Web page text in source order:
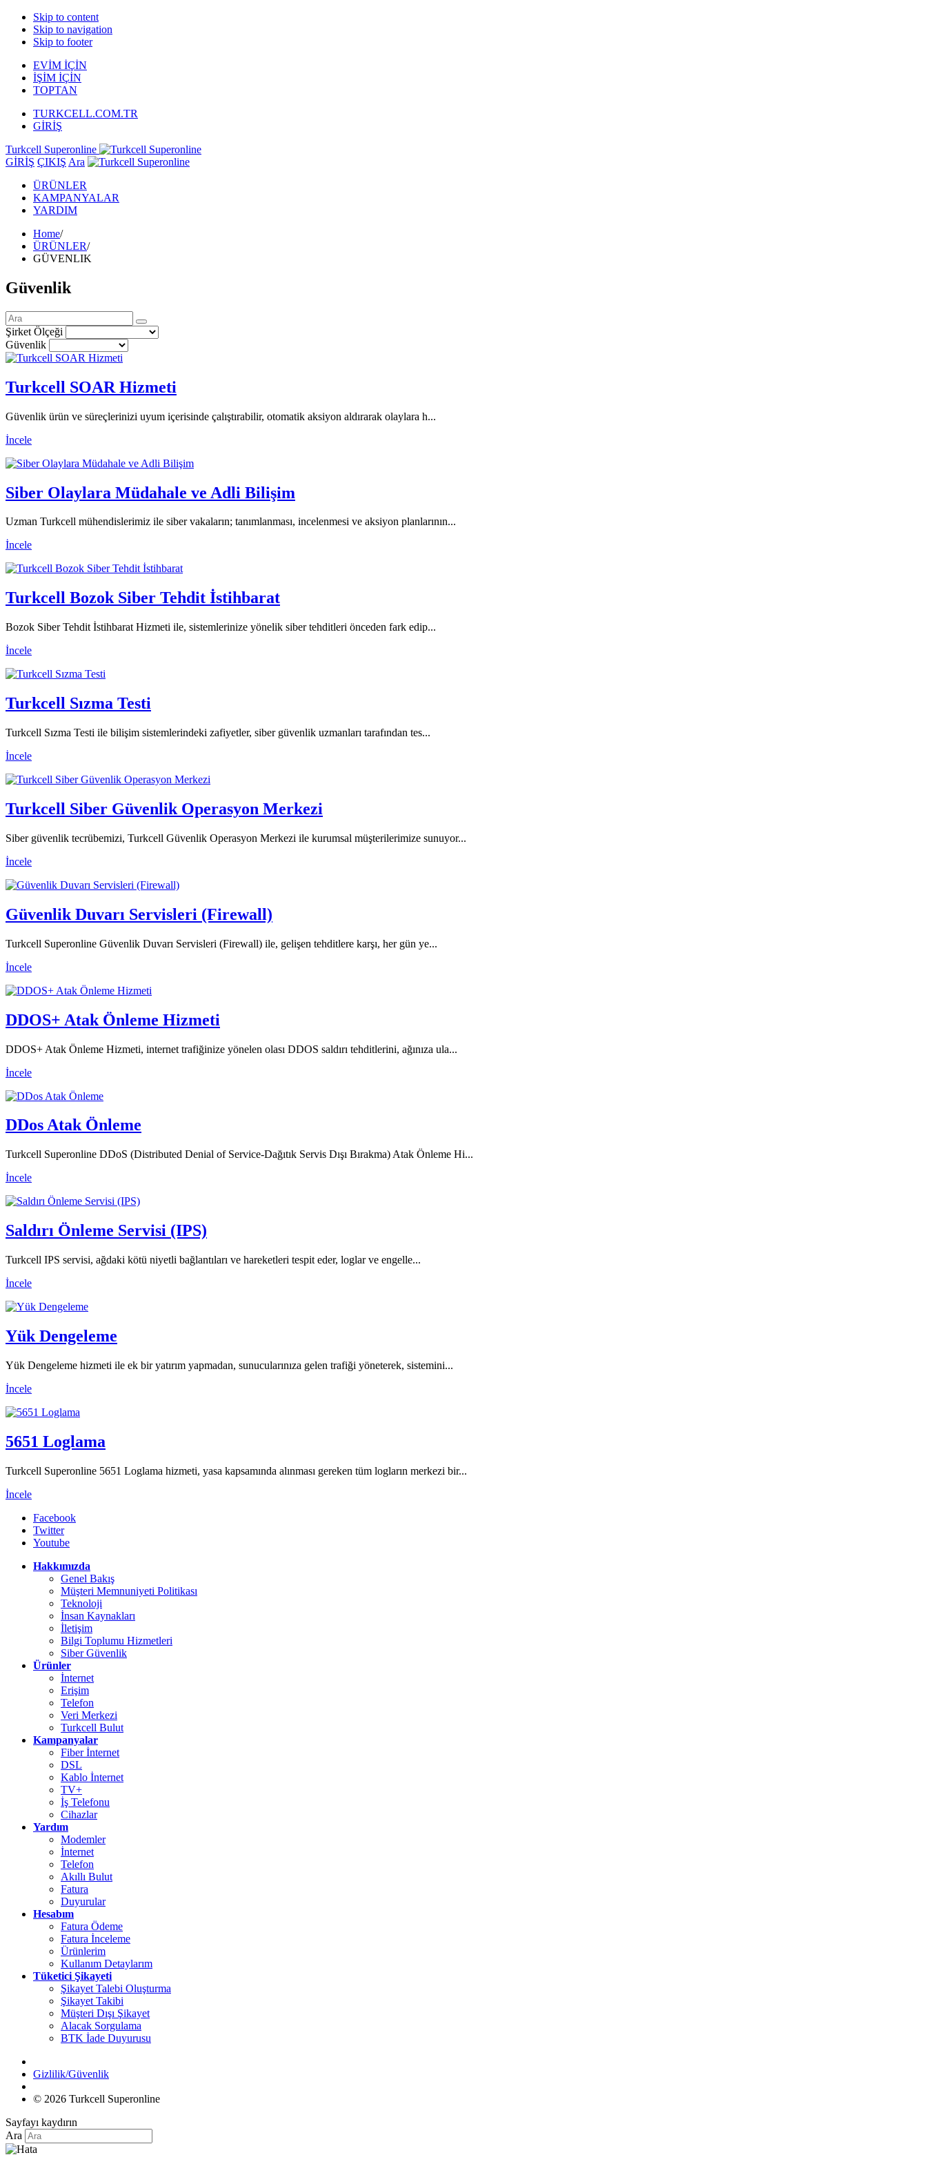
Skip to content
Skip to navigation
Skip to footer
EVİM İÇİN
İŞİM İÇİN
TOPTAN
TURKCELL.COM.TR
GİRİŞ
Turkcell Superonline
GİRİŞ ÇIKIŞ Ara
ÜRÜNLER
KAMPANYALAR
YARDIM
Home/
ÜRÜNLER/
GÜVENLIK
Güvenlik
Şirket Ölçeği
Güvenlik
Turkcell SOAR Hizmeti
Güvenlik ürün ve süreçlerinizi uyum içerisinde çalıştırabilir, otomatik aksiyon aldırarak olaylara h...
İncele
Siber Olaylara Müdahale ve Adli Bilişim
Uzman Turkcell mühendislerimiz ile siber vakaların; tanımlanması, incelenmesi ve aksiyon planlarının...
İncele
Turkcell Bozok Siber Tehdit İstihbarat
Bozok Siber Tehdit İstihbarat Hizmeti ile, sistemlerinize yönelik siber tehditleri önceden fark edip...
İncele
Turkcell Sızma Testi
Turkcell Sızma Testi ile bilişim sistemlerindeki zafiyetler, siber güvenlik uzmanları tarafından tes...
İncele
Turkcell Siber Güvenlik Operasyon Merkezi
Siber güvenlik tecrübemizi, Turkcell Güvenlik Operasyon Merkezi ile kurumsal müşterilerimize sunuyor...
İncele
Güvenlik Duvarı Servisleri (Firewall)
Turkcell Superonline Güvenlik Duvarı Servisleri (Firewall) ile, gelişen tehditlere karşı, her gün ye...
İncele
DDOS+ Atak Önleme Hizmeti
DDOS+ Atak Önleme Hizmeti, internet trafiğinize yönelen olası DDOS saldırı tehditlerini, ağınıza ula...
İncele
DDos Atak Önleme
Turkcell Superonline DDoS (Distributed Denial of Service-Dağıtık Servis Dışı Bırakma) Atak Önleme Hi...
İncele
Saldırı Önleme Servisi (IPS)
Turkcell IPS servisi, ağdaki kötü niyetli bağlantıları ve hareketleri tespit eder, loglar ve engelle...
İncele
Yük Dengeleme
Yük Dengeleme hizmeti ile ek bir yatırım yapmadan, sunucularınıza gelen trafiği yöneterek, sistemini...
İncele
5651 Loglama
Turkcell Superonline 5651 Loglama hizmeti, yasa kapsamında alınması gereken tüm logların merkezi bir...
İncele
Facebook
Twitter
Youtube
Hakkımızda
Genel Bakış
Müşteri Memnuniyeti Politikası
Teknoloji
İnsan Kaynakları
İletişim
Bilgi Toplumu Hizmetleri
Siber Güvenlik
Ürünler
İnternet
Erişim
Telefon
Veri Merkezi
Turkcell Bulut
Kampanyalar
Fiber İnternet
DSL
Kablo İnternet
TV+
İş Telefonu
Cihazlar
Yardım
Modemler
İnternet
Telefon
Akıllı Bulut
Fatura
Duyurular
Hesabım
Fatura Ödeme
Fatura İnceleme
Ürünlerim
Kullanım Detaylarım
Tüketici Şikayeti
Şikayet Talebi Oluşturma
Şikayet Takibi
Müşteri Dışı Şikayet
Alacak Sorgulama
BTK İade Duyurusu
Gizlilik/Güvenlik
© 2026 Turkcell Superonline
Sayfayı kaydırın
Ara